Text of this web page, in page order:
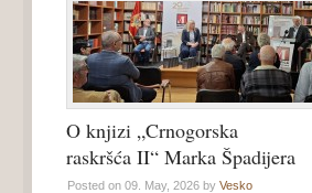
O knjizi „Crnogorska
raskršća II“ Marka Špadijera
Posted on 09. May, 2026 by Vesko